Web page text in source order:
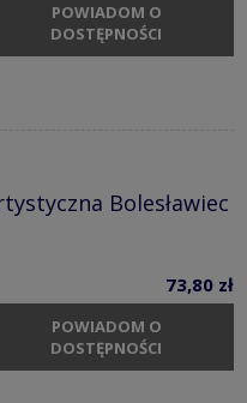
POWIADOM O
DOSTĘPNOŚCI
Bolesławiec
73,80 zł
POWIADOM O
DOSTĘPNOŚCI